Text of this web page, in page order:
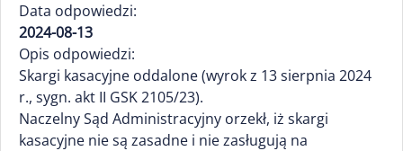
Data odpowiedzi:
2024-08-13
Opis odpowiedzi:
Skargi kasacyjne oddalone (wyrok z 13 sierpnia 2024
r., sygn. akt II GSK 2105/23).
Naczelny Sąd Administracyjny orzekł, iż skargi
kasacyjne nie są zasadne i nie zasługują na